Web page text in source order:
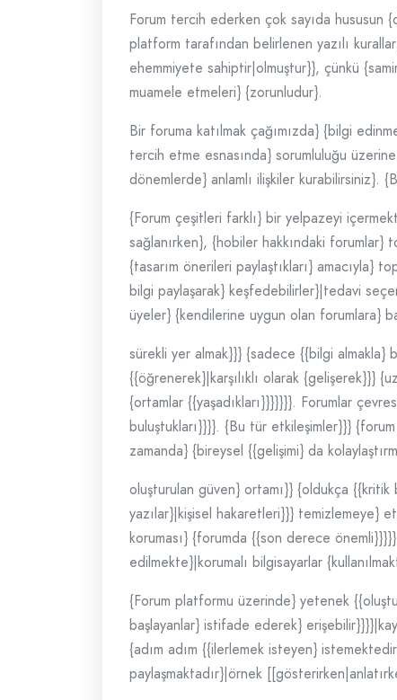
Forum tercih ederken çok sayıda hususun
platform tarafından belirlenen yazılı
ehemmiyete sahiptir|olmuştur}}, çünkü
muamele etmeleri} {zorunludur}.
Bir foruma katılmak çağımızda} {bilgi
tercih etme esnasında} sorumluluğu
dönemlerde} anlamlı ilişkiler kurabilirsiniz}.
{Forum çeşitleri farklı} bir yelpazeyi
sağlanırken}, {hobiler hakkındaki
{tasarım önerileri paylaştıkları} amacıyla}
bilgi paylaşarak} keşfedebilirler}|tedavi
üyeler} {kendilerine uygun olan forumlara}
sürekli yer almak}}} {sadece {{bilgi almakla}
{{öğrenerek}|karşılıklı olarak {gelişerek}}}
{ortamlar {{yaşadıkları}}}}}}}. Forumlar
buluştukları}}}}. {Bu tür etkileşimler}}}
zamanda} {bireysel {{gelişimi} da
oluşturulan güven} ortamı}} {oldukça
yazılar}|kişisel hakaretleri}}} temizlemeye}
koruması} {forumda {{son derece
edilmekte}|korumalı bilgisayarlar
{Forum platformu üzerinde} yetenek
başlayanlar} istifade ederek}
{adım adım {{ilerlemek isteyen}
paylaşmaktadır}|örnek